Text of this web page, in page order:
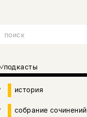
подкасты
история
собрание сочинений